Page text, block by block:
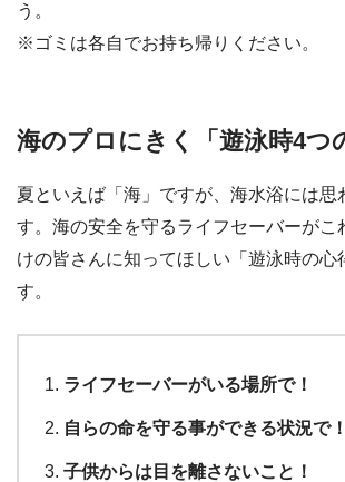
う。
※ゴミは各自でお持ち帰りください。
海のプロにきく「遊泳時4つ
夏といえば「海」ですが、海水浴には思
す。海の安全を守るライフセーバーがこ
けの皆さんに知ってほしい「遊泳時の心
す。
ライフセーバーがいる場所で！
自らの命を守る事ができる状況で！
子供からは目を離さないこと！